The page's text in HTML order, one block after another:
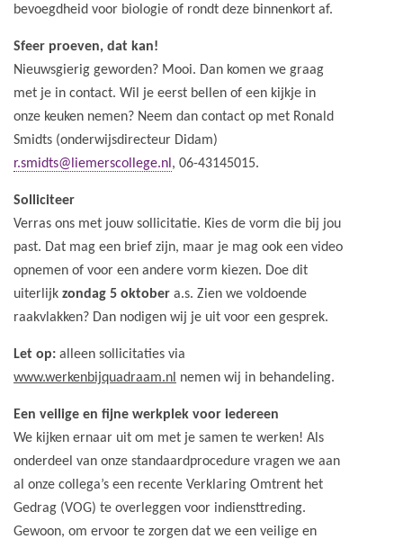
bevoegdheid voor biologie of rondt deze binnenkort af.
Sfeer proeven, dat kan!
Nieuwsgierig geworden? Mooi. Dan komen we graag
met je in contact. Wil je eerst bellen of een kijkje in
onze keuken nemen? Neem dan contact op met Ronald
Smidts (onderwijsdirecteur Didam)
r.smidts@liemerscollege.nl , 06-43145015.
Solliciteer
Verras ons met jouw sollicitatie. Kies de vorm die bij jou
past. Dat mag een brief zijn, maar je mag ook een video
opnemen of voor een andere vorm kiezen. Doe dit
uiterlijk zondag 5 oktober a.s. Zien we voldoende
raakvlakken? Dan nodigen wij je uit voor een gesprek.
Let op: alleen sollicitaties via
www.werkenbijquadraam.nl nemen wij in behandeling.
Een veilige en fijne werkplek voor iedereen
We kijken ernaar uit om met je samen te werken! Als
onderdeel van onze standaardprocedure vragen we aan
al onze collega’s een recente Verklaring Omtrent het
Gedrag (VOG) te overleggen voor indiensttreding.
Gewoon, om ervoor te zorgen dat we een veilige en